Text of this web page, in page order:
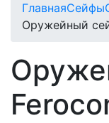
ГлавнаяСейфы
Оружейный